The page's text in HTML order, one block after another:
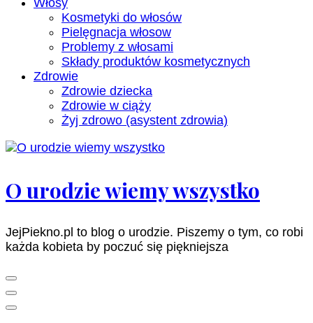
Włosy
Kosmetyki do włosów
Pielęgnacja włosow
Problemy z włosami
Składy produktów kosmetycznych
Zdrowie
Zdrowie dziecka
Zdrowie w ciąży
Żyj zdrowo (asystent zdrowia)
O urodzie wiemy wszystko
JejPiekno.pl to blog o urodzie. Piszemy o tym, co robi
każda kobieta by poczuć się piękniejsza